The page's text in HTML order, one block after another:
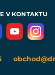
V KONTAKTU